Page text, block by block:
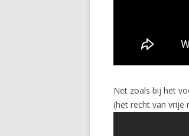
Net zoals bij het
(het recht van vrije